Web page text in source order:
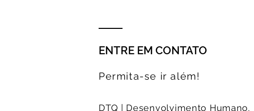
ENTRE EM CONTATO
Permita-se ir além!
DTQ | Desenvolvimento Humano.